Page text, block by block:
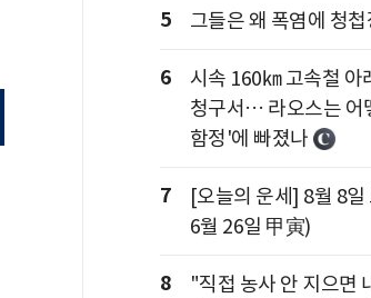
5 그들은 왜 폭염에 청
6
시속 160㎞ 고속철 아
청구서… 라오스는 어
함정'에 빠졌나
7
[오늘의 운세] 8월 8일
6월 26일 甲寅)
8
"직접 농사 안 지으면